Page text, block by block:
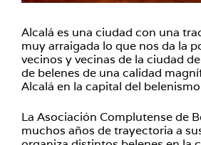
Alcalá es una ciudad con una
muy arraigada lo que nos da la
vecinos y vecinas de la ciudad
de belenes de una calidad
Alcalá en la capital del
La Asociación Complutense de
muchos años de trayectoria a